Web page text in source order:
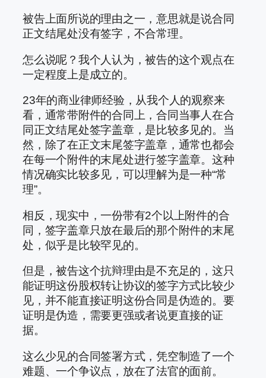
被告上面所说的理由之一，意思就是说合同
正文结尾处没有签字，不合常理。
怎么说呢？我个人认为，被告的这个观点在
一定程度上是成立的。
23年的商业律师经验，从我个人的观察来
看，通常带附件的合同上，合同当事人在合
同正文结尾处签字盖章，是比较多见的。当
然，除了在正文末尾签字盖章，通常也都会
在每一个附件的末尾处进行签字盖章。这种
情况确实比较多见，可以理解为是一种“常
理”。
相反，现实中，一份带有2个以上附件的合
同，签字盖章只放在最后的那个附件的末尾
处，似乎是比较罕见的。
但是，被告这个抗辩理由是不充足的，这只
能证明这份股权转让协议的签字方式比较少
见，并不能直接证明这份合同是伪造的。要
证明是伪造，需要更强或者说更直接的证
据。
这么少见的合同签署方式，凭空制造了一个
难题、一个争议点，放在了法官的面前。